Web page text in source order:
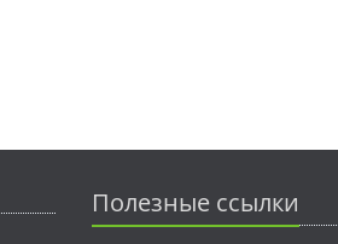
Полезные ссылки